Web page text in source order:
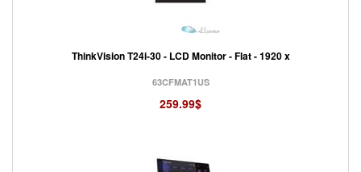
ThinkVision T24i-30 - LCD Monitor - Flat - 1920 x
63CFMAT1US
259.99$